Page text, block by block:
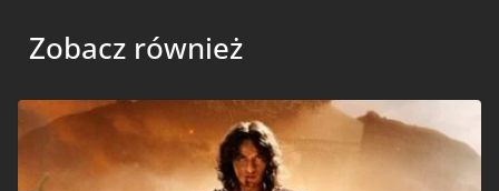
Zobacz również